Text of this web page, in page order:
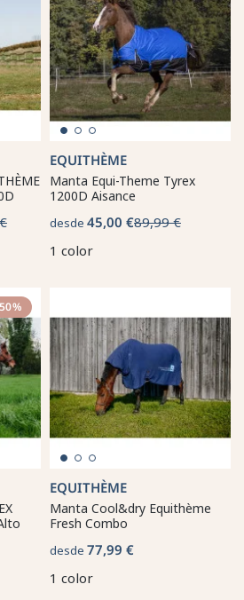
EQUITHÈME
Manta Equi-Theme Tyrex
1200D Aisance
desde 45,00 €89,99 €
1 color
EQUITHÈME
Manta Cool&dry Equithème
Fresh Combo
desde 77,99 €
1 color